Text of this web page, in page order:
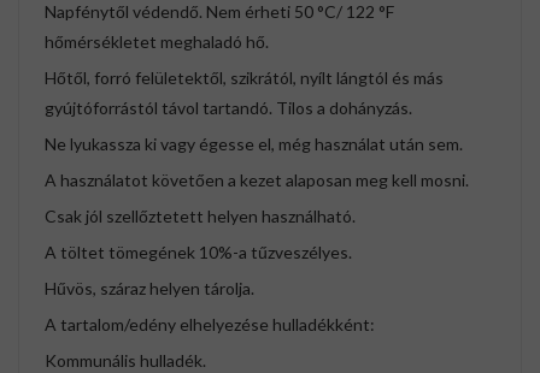
Napfénytől védendő. Nem érheti 50 °C/ 122 °F
hőmérsékletet meghaladó hő.
Hőtől, forró felületektől, szikrától, nyílt lángtól és más
gyújtóforrástól távol tartandó. Tilos a dohányzás.
Ne lyukassza ki vagy égesse el, még használat után sem.
A használatot követően a kezet alaposan meg kell mosni.
Csak jól szellőztetett helyen használható.
A töltet tömegének 10%-a tűzveszélyes.
Hűvös, száraz helyen tárolja.
A tartalom/edény elhelyezése hulladékként:
Kommunális hulladék.